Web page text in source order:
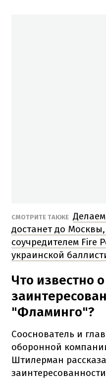
СМОТРИТЕ ТАКЖЕ
достанет до
соучредителем Fire
украинской
Что известно
"Фламинго"?
Сооснователь и
оборонной
Штилерман